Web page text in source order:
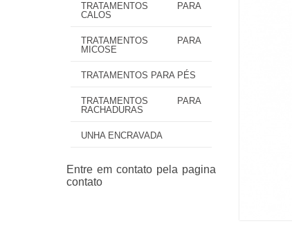
TRATAMENTOS PARA
CALOS
TRATAMENTOS PARA
MICOSE
TRATAMENTOS PARA PÉS
TRATAMENTOS PARA
RACHADURAS
UNHA ENCRAVADA